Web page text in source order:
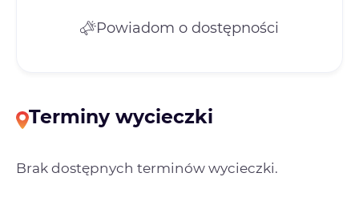
Powiadom o dostępności
Terminy wycieczki
Brak dostępnych terminów wycieczki.